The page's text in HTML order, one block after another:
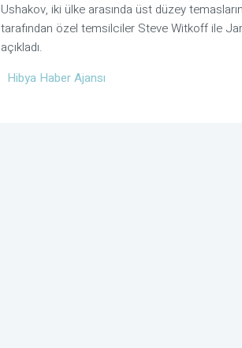
Ushakov, iki ülke arasında üst düzey
tarafından özel temsilciler Steve Witkoff ile
açıkladı.
Hibya Haber Ajansı